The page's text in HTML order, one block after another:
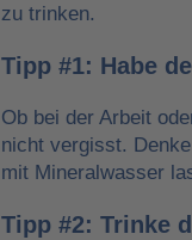
zu trinken.
Tipp #1: Habe
Ob bei der Arbeit
nicht vergisst.
mit Mineralwasser
Tipp #2: Trinke